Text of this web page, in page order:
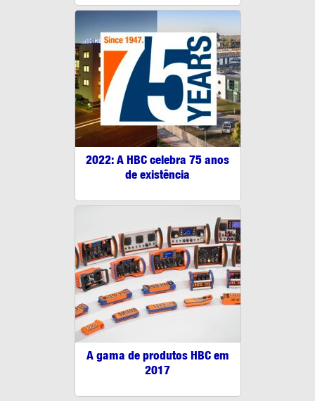
2022: A HBC celebra 75 anos
de existência
A gama de produtos HBC em
2017